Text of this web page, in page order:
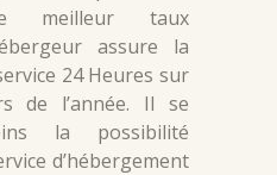
meilleur taux
assure la
24 Heures sur
de l’année. Il se
la possibilité
d’hébergement